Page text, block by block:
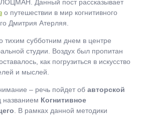
Данный пост рассказывает
о путешествии в мир когнитивного
Дмитрия Атерляя.
тихим субботним днем в центре
студии. Воздух был пропитан
как погрузиться в искусство
и мыслей.
– речь пойдет об авторской
названием Когнитивное
. В рамках данной методики